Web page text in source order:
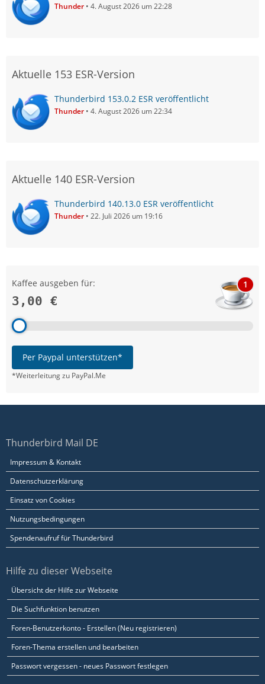
Thunder 4. August 2026 um 22:28
Aktuelle 153 ESR-Version
Thunderbird 153.0.2 ESR veröffentlicht
Thunder 4. August 2026 um 22:34
Aktuelle 140 ESR-Version
Thunderbird 140.13.0 ESR veröffentlicht
Thunder 22. Juli 2026 um 19:16
Kaffee ausgeben für:
3,00 €
1
Per Paypal unterstützen*
*Weiterleitung zu PayPal.Me
Thunderbird Mail DE
Impressum & Kontakt
Datenschutzerklärung
Einsatz von Cookies
Nutzungsbedingungen
Spendenaufruf für Thunderbird
Hilfe zu dieser Webseite
Übersicht der Hilfe zur Webseite
Die Suchfunktion benutzen
Foren-Benutzerkonto - Erstellen (Neu registrieren)
Foren-Thema erstellen und bearbeiten
Passwort vergessen - neues Passwort festlegen